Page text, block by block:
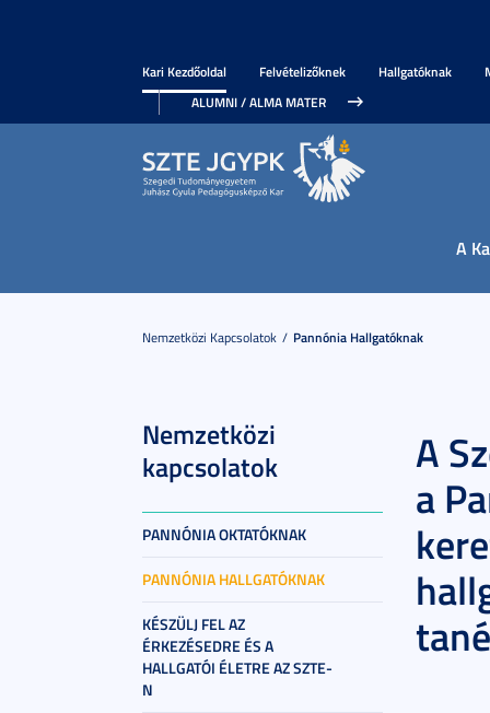
Kari Kezdőoldal Felvételizőknek Hallgatóknak
ALUMNI / ALMA MATER
A
Nemzetközi Kapcsolatok Pannónia Hallgatóknak
Nemzetközi
kapcsolatok
PANNÓNIA OKTATÓKNAK
PANNÓNIA HALLGATÓKNAK
KÉSZÜLJ FEL AZ
ÉRKEZÉSEDRE ÉS A
HALLGATÓI ÉLETRE AZ SZTE-
N
A
a